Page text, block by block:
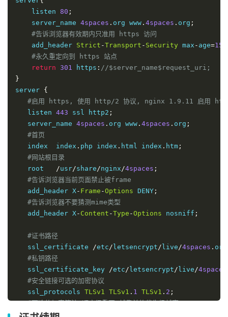
    listen
80 ;
    server_name
4spaces . org www . 4spaces . org ;
#告诉浏览器有效期内只准用 https 访问
    add_header
Strict -Transport - Security max - age=
#永久重定向到 https 站点
return 301 https : //$server_name$request_uri;
}
server {
#启用 https, 使用 http/2 协议, nginx 1.9.11 启用
   listen
443 ssl http2 ;
   server_name
4spaces . org www . 4spaces . org ;
#首页
   index  index
. php index . html index . htm ;
#网站根目录
   root
/usr/share /nginx /4spaces ;
#告诉浏览器当前页面禁止被frame
   add_header X
- Frame -Options DENY ;
#告诉浏览器不要猜测mime类型
   add_header X
- Content -Type -Options nosniff ;
#证书路径
   ssl_certificate
/etc /letsencrypt /live /4spaces . org
#私钥路径
   ssl_certificate_key
/etc /letsencrypt /live /4spaces
#安全链接可选的加密协议
   ssl_protocols
TLSv1 TLSv1 . 1 TLSv1 . 2 ;
#可选的加密算法,顺序很重要,越靠前的优先级越高.
   ssl_ciphers EECDH